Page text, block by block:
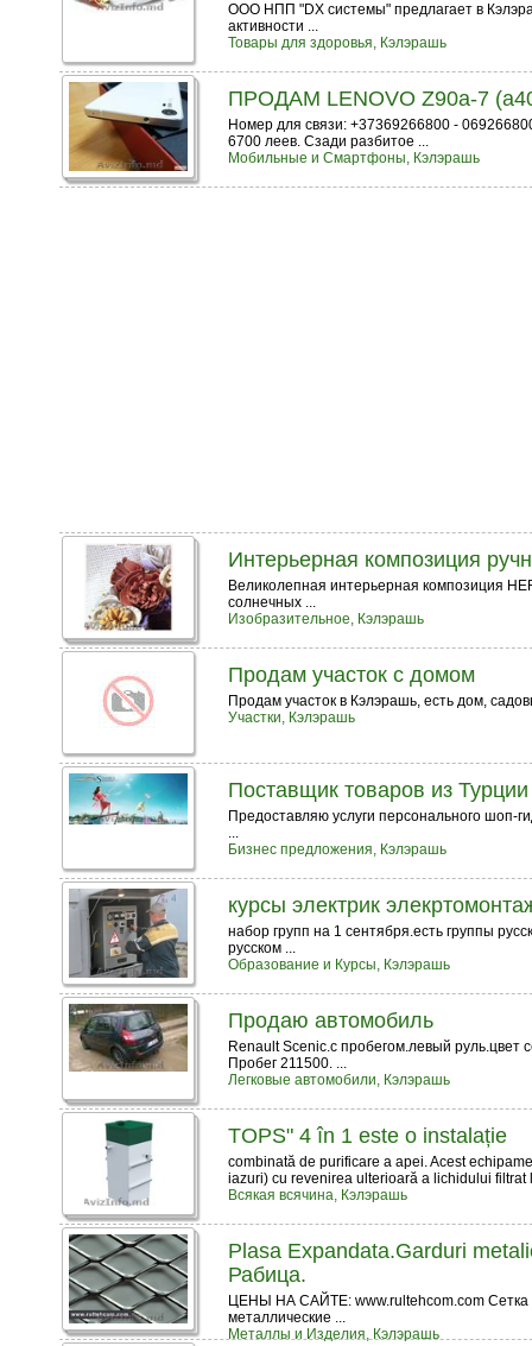
ООО НПП "DX системы" предлагает в
активности ...
Товары для здоровья, Кэлэрашь
ПРОДАМ LENOVO Z90a-7
Номер для связи: +37369266800 -
6700 леев. Сзади разбитое ...
Мобильные и Смартфоны, Кэлэрашь
Интерьерная композиция
Великолепная интерьерная композиция
солнечных ...
Изобразительное, Кэлэрашь
Продам участок с домом
Продам участок в Кэлэрашь, есть дом,
Участки, Кэлэрашь
Поставщик товаров из
Предоставляю услуги персонального шоп-
...
Бизнес предложения, Кэлэрашь
курсы электрик
набор групп на 1 сентября.есть группы
русском ...
Образование и Курсы, Кэлэрашь
Продаю автомобиль
Renault Scenic.с пробегом.левый руль.цвет
Пробег 211500. ...
Легковые автомобили, Кэлэрашь
TOPS" 4 în 1 este o instalație
combinată de purificare a apei. Acest
iazuri) cu revenirea ulterioară a lichidului filtrat
Всякая всячина, Кэлэрашь
Plasa Expandata.Garduri
Рабица.
ЦЕНЫ НА САЙТЕ: www.rultehcom.com Сетка
металлические ...
Металлы и Изделия, Кэлэрашь